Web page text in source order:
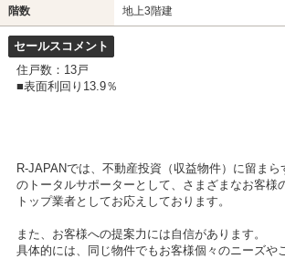
階数 地上3階建
セールスコメント
住戸数：13戸
■表面利回り13.9％
R-JAPANでは、不動産投資（収益物件）に留まら
のトータルサポーターとして、さまざまなお客様
トップ業者としてお応えしております。
また、お客様への提案力には自信があります。
具体的には、同じ物件でもお客様個々のニーズや